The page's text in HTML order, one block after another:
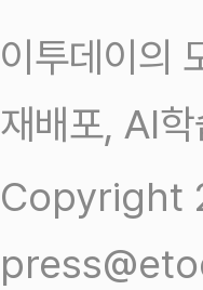
이투데이의
재배포, AI
Copyright